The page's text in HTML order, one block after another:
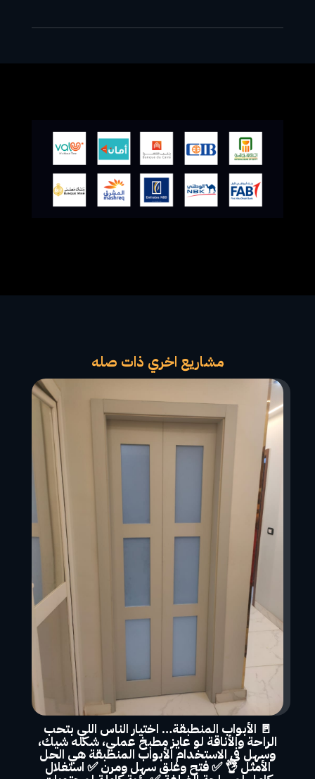
مشاريع اخري ذات صله
🚪 الأبواب المنطبقة… اختيار الناس اللي بتحب
الراحة والأناقة لو عايز مطبخ عملي، شكله شيك،
وسهل في الاستخدام الأبواب المنطبقة هي الحل
الأمثل 👌 ✅ فتح وغلق سهل ومرن ✅ استغلال